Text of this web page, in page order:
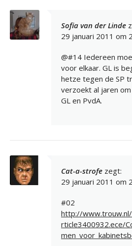
Sofia van der Linde
29 januari 2011 om
@#14 Iedereen
voor elkaar. GL is
hetze tegen de SP
verzoekt al jaren
GL en PvdA.
Cat-a-strofe zegt:
29 januari 2011 om
#02
http://
rticle3400932.ece/